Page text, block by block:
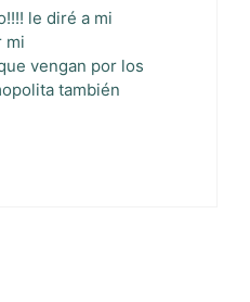
le diré a mi
mi
vengan por los
también